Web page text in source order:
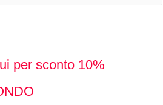
per sconto 10%